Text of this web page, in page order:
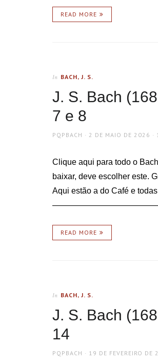
READ MORE
In BACH, J. S.
J. S. Bach
7 e 8
AUTHOR
PQPBACH
POSTED
2 DE MAIO DE 2026
Clique aqui para todo o
baixar, deve escolher este.
Aqui estão a do Café e
READ MORE
In BACH, J. S.
J. S. Bach
14
AUTHOR
PQPBACH
POSTED
19 DE FEVEREIRO DE